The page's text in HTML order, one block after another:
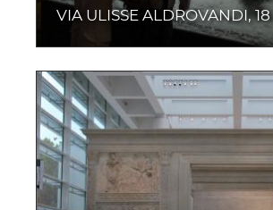
VIA ULISSE ALDROVANDI, 18